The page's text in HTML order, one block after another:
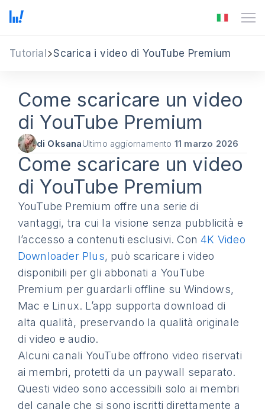
Tutorial Scarica i video di YouTube Premium
Come scaricare un video
di YouTube Premium
di OksanaUltimo aggiornamento 11 marzo 2026
Come scaricare un video
di YouTube Premium
YouTube Premium offre una serie di
vantaggi, tra cui la visione senza pubblicità e
l’accesso a contenuti esclusivi. Con4K Video
Downloader Plus, può scaricare i video
disponibili per gli abbonati a YouTube
Premium per guardarli offline su Windows,
Mac e Linux. L’app supporta download di
alta qualità, preservando la qualità originale
di video e audio.
Alcuni canali YouTube offrono video riservati
ai membri, protetti da un paywall separato.
Questi video sono accessibili solo ai membri
del canale che si sono iscritti direttamente a